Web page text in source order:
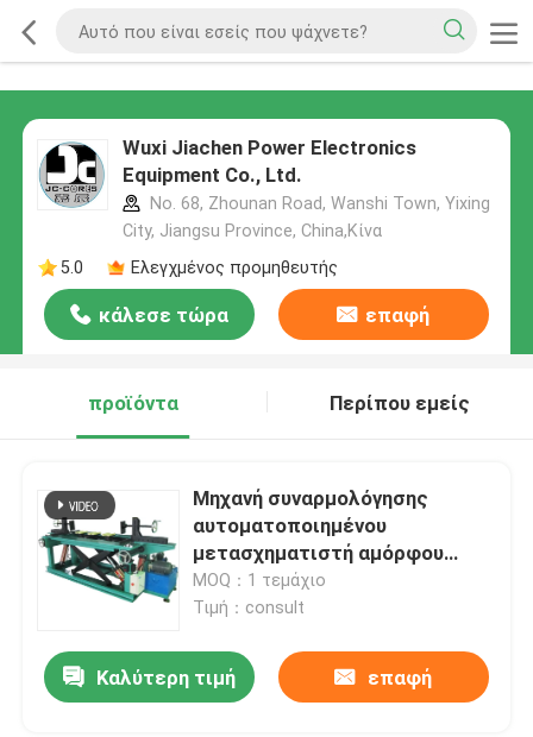
Wuxi Jiachen Power Electronics
Equipment Co., Ltd.
No. 68, Zhounan Road, Wanshi Town, Yixing
City, Jiangsu Province, China,Κίνα
5.0
Ελεγχμένος προμηθευτής
κάλεσε τώρα επαφή
προϊόντα Περίπου εμείς
Μηχανή συναρμολόγησης
αυτοματοποιημένου
μετασχηματιστή αμόρφου
κράματος
MOQ：1 τεμάχιο
Τιμή：consult
Καλύτερη τιμή επαφή